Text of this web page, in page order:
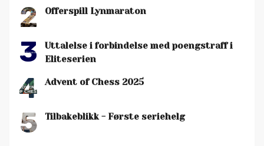
2 Offerspill Lynmaraton
3
Uttalelse i forbindelse med poengstraff i
Eliteserien
4 Advent of Chess 2025
5 Tilbakeblikk - Første seriehelg